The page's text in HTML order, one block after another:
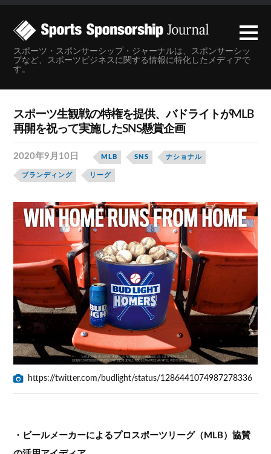
スポーツ・スポンサーシップ・ジャーナルは、スポンサーシッ
プなど、スポーツビジネスに関する情報に特化したメディアで
す。
スポーツ生観戦の特権を提供、バドライトがMLB
再開を祝って実施したSNS懸賞企画
2020年9月10日 MLB SNS ナショナル
ブランディング リーグ
https://twitter.com/budlight/status/1286441074987278336
・ビールメーカーによるプロスポーツリーグ（MLB）協賛